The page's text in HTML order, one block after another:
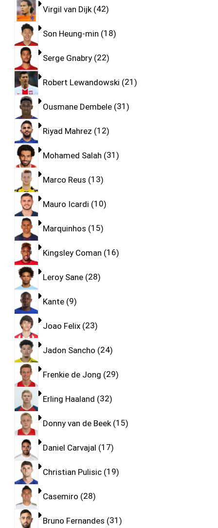
Virgil van Dijk 42
Son Heung-min 18
Serge Gnabry 22
Robert Lewandowski 21
Ousmane Dembele 31
Riyad Mahrez 12
Mohamed Salah 31
Marco Reus 13
Mauro Icardi 10
Marquinhos 15
Kingsley Coman 16
Leroy Sane 28
Kante 9
Joao Felix 23
Jadon Sancho 24
Frenkie de Jong 29
Erling Haaland 32
Donny van de Beek 15
Daniel Carvajal 17
Christian Pulisic 19
Casemiro 28
Bruno Fernandes 31